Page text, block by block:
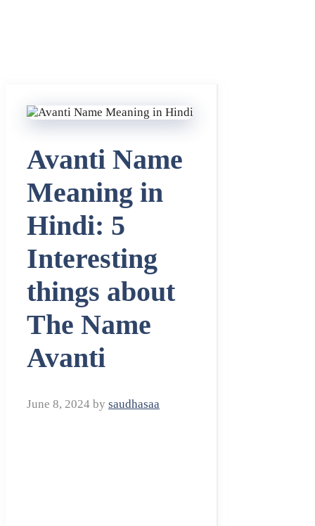
Avanti Name
Meaning in
Hindi: 5
Interesting
things about
The Name
Avanti
June 8, 2024 by saudhasaa